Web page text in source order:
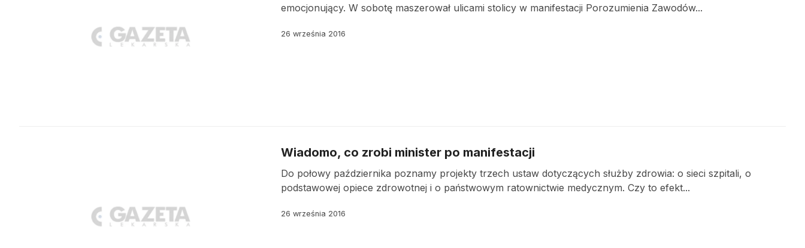
emocjonujący. W sobotę maszerował ulicami stolicy w manifestacji Porozumienia Zawodów...
26 września 2016
Wiadomo, co zrobi minister po manifestacji
Do połowy października poznamy projekty trzech ustaw dotyczących służby zdrowia: o sieci szpitali, o
podstawowej opiece zdrowotnej i o państwowym ratownictwie medycznym. Czy to efekt...
26 września 2016